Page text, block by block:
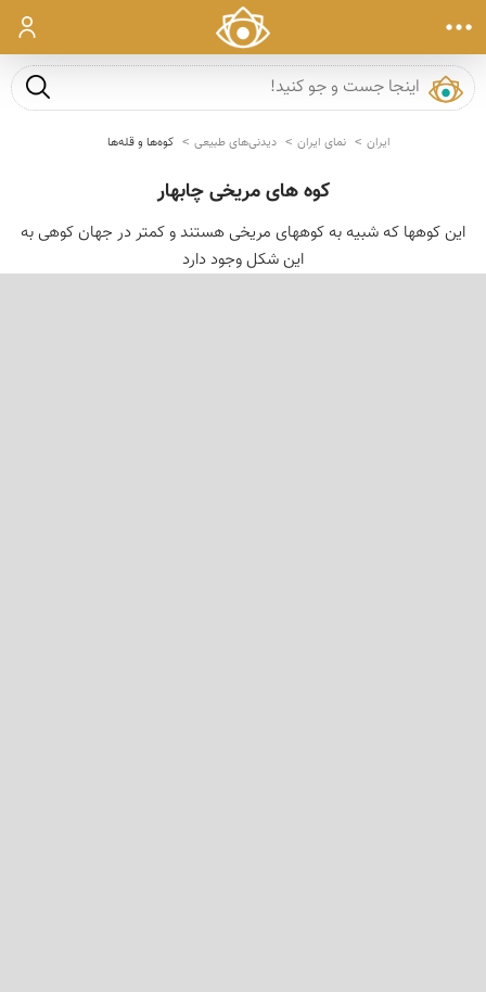
ورود
جست و
ایران نمای ایران دیدنی‌های طبیعی کوه‌ها و قله‌ها
کوه های مریخی چابهار
این کوهها که شبیه به کوههای مریخی هستند و کمتر در جهان کوهی به
این شکل وجود دارد